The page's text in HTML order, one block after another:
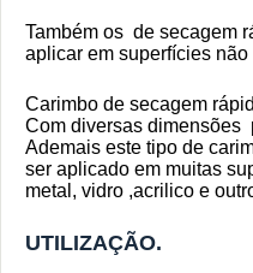
Também os de secagem
aplicar em superfícies não
Carimbo de secagem
Com diversas dimensões
Ademais este tipo de
ser aplicado em muitas
metal, vidro ,acrilico e
UTILIZAÇÃO.